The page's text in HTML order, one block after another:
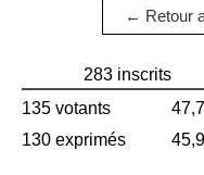
← Retour
283 inscrits
135 votants
130 exprimés